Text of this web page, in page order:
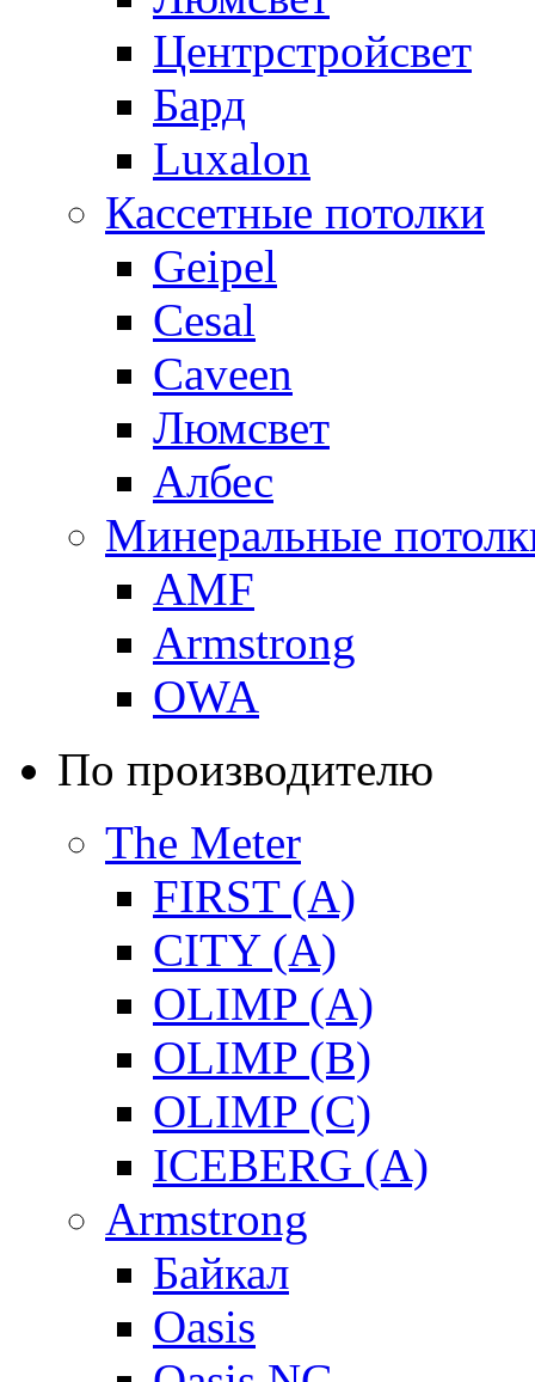
Центрстройсвет
Бард
Luxalon
Кассетные потолки
Geipel
Cesal
Caveen
Люмсвет
Албес
Минеральные
AMF
Armstrong
OWA
По производителю
The Meter
FIRST (A)
CITY (A)
OLIMP (A)
OLIMP (B)
OLIMP (C)
ICEBERG (A)
Armstrong
Байкал
Oasis